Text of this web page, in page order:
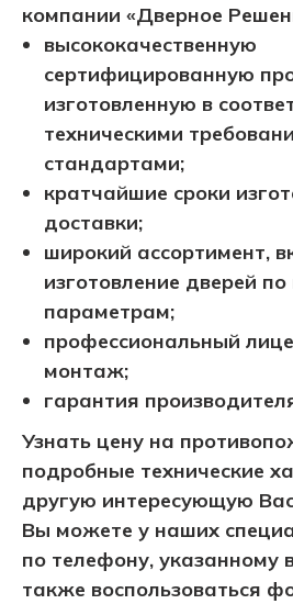
компании «Дверное
высококачественную
сертифицированную
изготовленную в
техническими
стандартами;
кратчайшие сроки
доставки;
широкий ассортимент,
изготовление дверей
параметрам;
профессиональный
монтаж;
гарантия
Узнать цену на
подробные технические
другую интересующую
Вы можете у наших
по телефону, указанному
также воспользоваться